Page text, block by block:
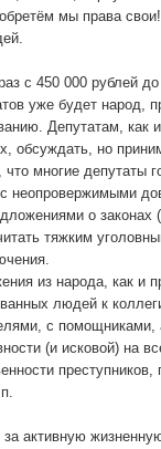
мы права свои!
с 450 000 рублей
уже будет народ,
Депутатам, как
обсуждать, но
многие депутаты
неопровержимыми
о законах
тяжким
из народа, как и
людей к
с помощниками,
(и исковой) на
активную